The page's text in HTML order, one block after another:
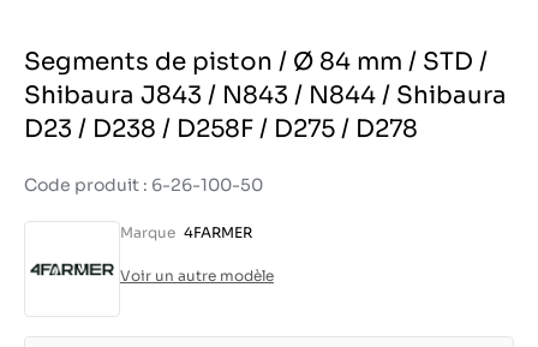
Segments de piston / Ø 84 mm / STD /
Shibaura J843 / N843 / N844 / Shibaura
D23 / D238 / D258F / D275 / D278
Code produit : 6-26-100-50
Marque 4FARMER
Voir un autre modèle